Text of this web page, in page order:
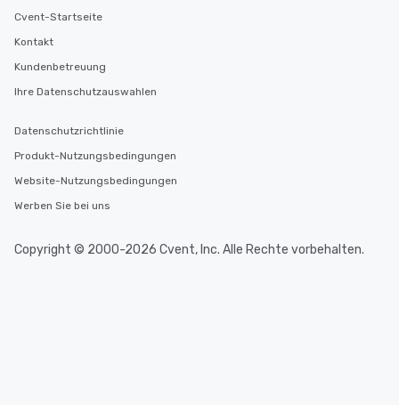
Cvent-Startseite
Kontakt
Kundenbetreuung
Ihre Datenschutzauswahlen
Datenschutzrichtlinie
Produkt-Nutzungsbedingungen
Website-Nutzungsbedingungen
Werben Sie bei uns
Copyright © 2000-2026 Cvent, Inc. Alle Rechte vorbehalten.